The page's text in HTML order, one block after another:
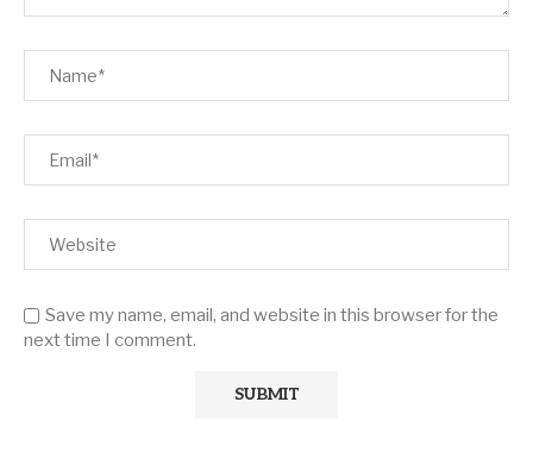
Save my name, email, and website in this browser for the
next time I comment.